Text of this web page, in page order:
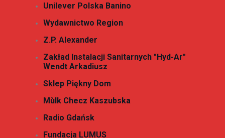
Unilever Polska Banino
Wydawnictwo Region
Z.P. Alexander
Zakład Instalacji Sanitarnych "Hyd-Ar"
Wendt Arkadiusz
Sklep Piękny Dom
Mùlk Checz Kaszubska
Radio Gdańsk
Fundacja LUMUS